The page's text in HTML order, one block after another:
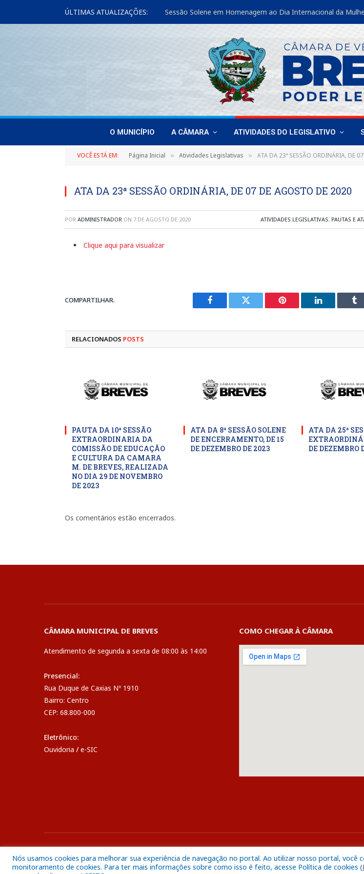
ÚLTIMAS ATUALIZAÇÕES: Sessão Solene em Homenagem ao Dia Internacional da
O MUNICÍPIO A CÂMARA ATIVIDADES DO LEGISLATIVO
VOCÊ ESTÁ EM: Página Inicial » Atividades Legislativas » ATA DA 23ª SESSÃO ORDINÁRIA, DE
ATA DA 23ª SESSÃO ORDINÁRIA, DE 07 DE AGOSTO DE 2020
POR ADMINISTRADOR ON 7 DE AGOSTO DE 2020 ATIVIDADES LEGISLATIVAS, PAUTAS E
Clique aqui para visualizar
COMPARTILHAR.
Facebook Twitter Pinterest LinkedIn
RELACIONADOS POSTS
PAUTA DA 10ª SESSÃO
EXTRAORDINARIA DA
COMISSÃO DE EDUCAÇÃO
E CULTURA DA CAMARA
M. DE BREVES, REALIZADA
NO DIA 29 DE NOVEMBRO
DE 2023
ATA DA 8ª SESSÃO SOLENE
DE ENCERRAMENTO, DE 15
DE DEZEMBRO DE 2023
ATA DA 25ª
DE DEZEMBRO
Os comentários estão encerrados.
CÂMARA MUNICIPAL DE BREVES
Atendimento de segunda a sexta de 08:00 às 14:00
Presencial:
Rua Duque de Caxias Nº 1910
Bairro: Centro
CEP: 68.800-000
Eletrônico:
Ouvidoria / e-SIC
COMO CHEGAR À CÂMARA
Nós usamos cookies para melhorar sua experiência de navegação no portal. Ao utilizar nosso portal, você
monitoramento de cookies. Para ter mais informações sobre como isso é feito, acesse Política de cookies (